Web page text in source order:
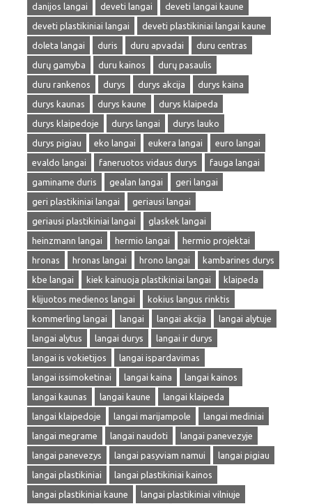
danijos langai
deveti langai
deveti langai kaune
deveti plastikiniai langai
deveti plastikiniai langai kaune
doleta langai
duris duru apvadai
duru centras
durų gamyba
duru kainos
durų pasaulis
duru rankenos
durys durys akcija
durys kaina
durys kaunas
durys kaune
durys klaipeda
durys klaipedoje
durys langai
durys lauko
durys pigiau
eko langai eukera langai
euro langai
evaldo langai
faneruotos vidaus durys
fauga langai
gaminame duris
gealan langai
geri langai
geri plastikiniai langai
geriausi langai
geriausi plastikiniai langai
glaskek langai
heinzmann langai
hermio langai
hermio projektai
hronas
hronas langai hrono langai
kambarines durys
kbe langai
kiek kainuoja plastikiniai langai
klaipeda
klijuotos medienos langai
kokius langus rinktis
kommerling langai
langai langai akcija
langai alytuje
langai alytus
langai durys
langai ir durys
langai is vokietijos
langai ispardavimas
langai issimoketinai
langai kaina
langai kainos
langai kaunas
langai kaune
langai klaipeda
langai klaipedoje
langai marijampole
langai mediniai
langai megrame
langai naudoti
langai panevezyje
langai panevezys
langai pasyviam namui
langai pigiau
langai plastikiniai
langai plastikiniai kainos
langai plastikiniai kaune
langai plastikiniai vilniuje